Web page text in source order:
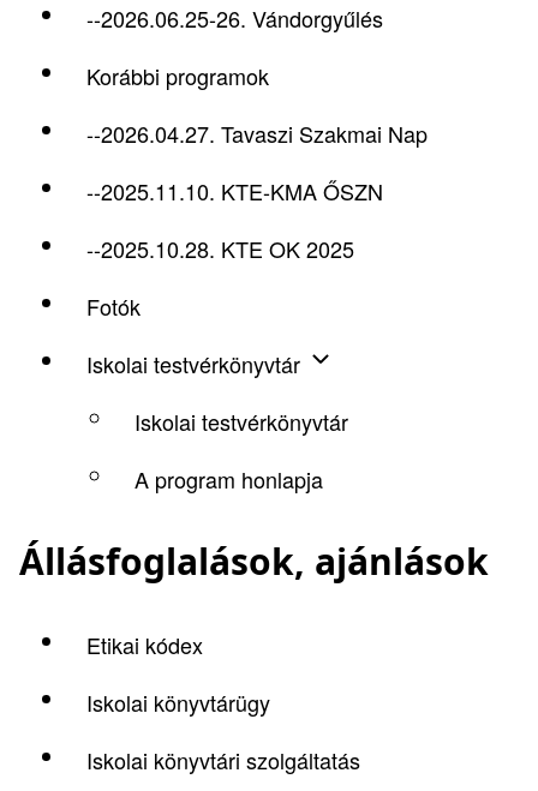
--2026.06.25-26. Vándorgyűlés
Korábbi programok
--2026.04.27. Tavaszi Szakmai Nap
--2025.11.10. KTE-KMA ŐSZN
--2025.10.28. KTE OK 2025
Fotók
Iskolai testvérkönyvtár
Iskolai testvérkönyvtár
A program honlapja
Állásfoglalások, ajánlások
Etikai kódex
Iskolai könyvtárügy
Iskolai könyvtári szolgáltatás